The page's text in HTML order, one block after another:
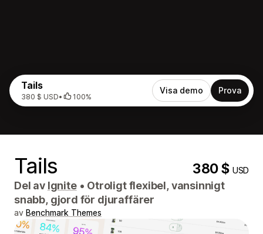
Tails
380 $ USD• 100%
Visa demo Prova
Tails 380 $USD
Del av Ignite • Otroligt flexibel, vansinnigt
snabb, gjord för djuraffärer
av Benchmark Themes